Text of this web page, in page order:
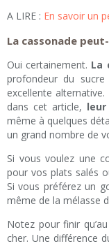
A LIRE : En savoir un
La cassonade
Oui certainement. La
profondeur du
excellente
dans cet article,
même à quelques
un grand nombre de
Si vous voulez une
pour vos plats salés
Si vous préférez un
même de la mélasse
Notez pour finir
cher. Une différence